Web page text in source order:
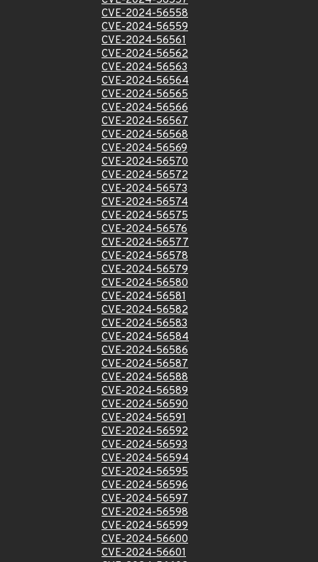
CVE-2024-56558
CVE-2024-56559
CVE-2024-56561
CVE-2024-56562
CVE-2024-56563
CVE-2024-56564
CVE-2024-56565
CVE-2024-56566
CVE-2024-56567
CVE-2024-56568
CVE-2024-56569
CVE-2024-56570
CVE-2024-56572
CVE-2024-56573
CVE-2024-56574
CVE-2024-56575
CVE-2024-56576
CVE-2024-56577
CVE-2024-56578
CVE-2024-56579
CVE-2024-56580
CVE-2024-56581
CVE-2024-56582
CVE-2024-56583
CVE-2024-56584
CVE-2024-56586
CVE-2024-56587
CVE-2024-56588
CVE-2024-56589
CVE-2024-56590
CVE-2024-56591
CVE-2024-56592
CVE-2024-56593
CVE-2024-56594
CVE-2024-56595
CVE-2024-56596
CVE-2024-56597
CVE-2024-56598
CVE-2024-56599
CVE-2024-56600
CVE-2024-56601